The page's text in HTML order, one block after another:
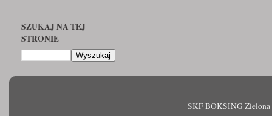
SZUKAJ NA TEJ
STRONIE
SKF BOKSING Zielona